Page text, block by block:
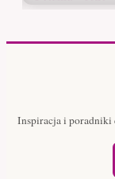
Inspiracja i poradniki